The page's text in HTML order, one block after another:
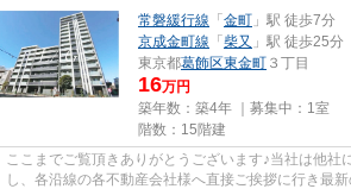
常磐緩行線 「 金町 」駅 徒歩7分
京成金町線 「 柴又 」駅 徒歩25分
東京都葛飾区東金町 ３丁目
16万円
築年数：築4年 ｜募集中： 1室
階数：15階建
ここまでご覧頂きありがとうございます♪当社は他社
し、各沿線の各不動産会社様へ直接ご挨拶に行き最